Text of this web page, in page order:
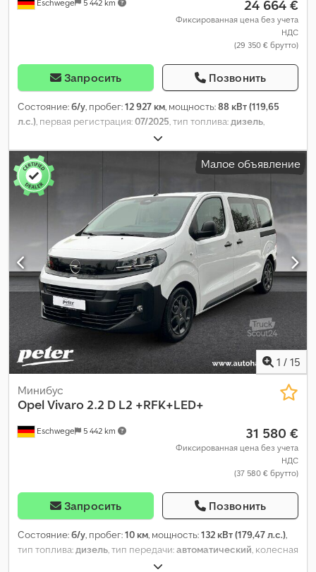
Eschwege 5 442 km 24 664 €
Фиксированная цена без учета
НДС
(29 350 € брутто)
Запросить Позвонить
Состояние:б/у, пробег:12 927 км, мощность:88 кВт (119,65
л.с.), первая регистрация:07/2025, тип топлива:дизель,
, максимальная грузоподъёмность:
1 131 кг, общий вес:2 830 кг, колесная база:3 275 мм,
следующая проверка (TÜV):
, топливо:дизель, цвет:
белый, кабина водителя:
механический
, класс выбросов:Евро 6, количество мест:
2 010 мм, общая ширина:1 900 мм, длина
грузового отсека: 5 333 мм
, ширина пространства для
загрузки:2 010 мм, высота грузового отсека:1 895 мм , Год
выпуска:2024 , Оборудование:бортовой компьютер,
кондиционер, круиз-контроль, парктроники, подушка
безопасности, прицепное устройство, раздвижная дверь,
сажевый фильтр, система иммобилайзера, система
контроля тяги,
Малое объявление
1 / 15
Eschwege 5 442 km
Минибус
OpelVivaro 2.2 D L2 +RFK+LED+
31 580 €
Фиксированная цена без учета
НДС
(37 580 € брутто)
Запросить Позвонить
Состояние:б/у, пробег:10 км, мощность:132 кВт (179,47 л.с.),
тип топлива:дизель, тип передачи:автоматический, колесная
2 830 кг